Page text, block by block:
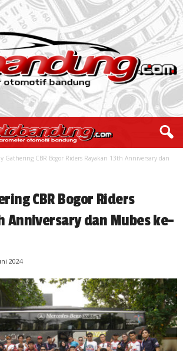
Gathering CBR Bogor Riders Rayakan 13th Anniversary dan
CBR Bogor Riders
Anniversary dan Mubes ke-
2024